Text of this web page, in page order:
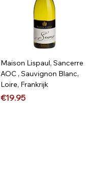
Maison Lispaul, Sancerre
AOC , Sauvignon Blanc,
Loire, Frankrijk
Price
€19.95